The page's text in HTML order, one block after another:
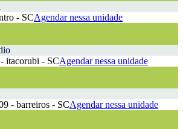
- SCAgendar nessa unidade
itacorubi - SCAgendar nessa unidade
- barreiros - SCAgendar nessa unidade